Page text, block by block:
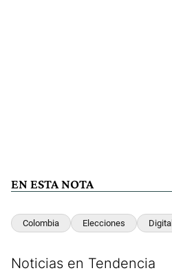
EN ESTA NOTA
Colombia Elecciones Digital
Noticias en Tendencia